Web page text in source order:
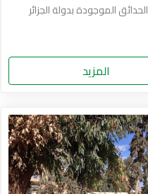
الموجودة بدولة الجزائر
المزيد